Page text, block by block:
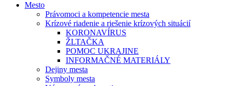
Mesto
Právomoci a kompetencie mesta
Krízové riadenie a riešenie krízových situácií
KORONAVÍRUS
ŽLTAČKA
POMOC UKRAJINE
INFORMAČNÉ MATERIÁLY
Dejiny mesta
Symboly mesta